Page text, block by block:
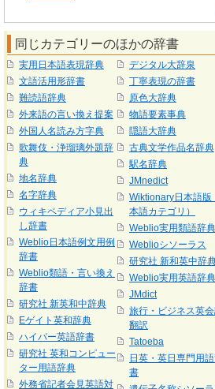
同じカテゴリーのほかの辞書
実用日本語表現辞典
文語活用形辞書
難読語辞典
外来語の言い換え提案
外国人名読み方字典
歌舞伎・浄瑠璃外題辞
典
地名辞典
名字辞典
ウィキペディア小見出
し辞書
Weblio日本語例文用例
辞書
Weblio類語・言い換え
辞書
研究社 新英和中辞典
Eゲイト英和辞典
ハイパー英語辞書
研究社 英和コンピュー
ター用語辞典
外務省記者会見英語対
デジタル大辞泉
丁寧表現の辞書
原色大辞典
物語要素事典
隠語大辞典
古典文学作品名辞典
駅名辞典
JMnedict
Wiktionary日本語版
本語カテゴリ）
Weblio実用類語辞典
Weblioシソーラス
研究社 新和英中辞
Weblio実用英語辞典
JMdict
旅行・ビジネス英
翻訳
Tatoeba
日英・英日専門用
書